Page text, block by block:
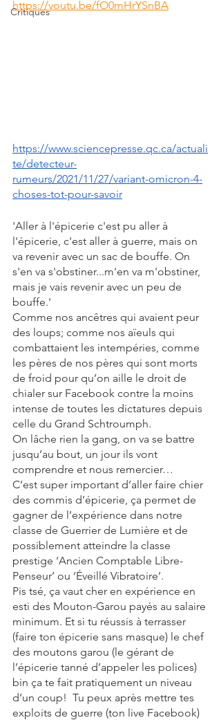
Critiques
https://youtu.be/fO0mHrYSnBA
https://www.sciencepresse.qc.ca/actuali
te/detecteur-
rumeurs/2021/11/27/variant-omicron-4-
choses-tot-pour-savoir
'Aller à l'épicerie c'est pu aller à
l'épicerie, c'est aller à guerre, mais on
va revenir avec un sac de bouffe. On
s'en va s'obstiner...m'en va m'obstiner,
mais je vais revenir avec un peu de
bouffe.'
Comme nos ancêtres qui avaient peur
des loups; comme nos aïeuls qui
combattaient les intempéries, comme
les pères de nos pères qui sont morts
de froid pour qu’on aille le droit de
chialer sur Facebook contre la moins
intense de toutes les dictatures depuis
celle du Grand Schtroumph.
On lâche rien la gang, on va se battre
jusqu’au bout, un jour ils vont
comprendre et nous remercier…
C’est super important d’aller faire chier
des commis d’épicerie, ça permet de
gagner de l’expérience dans notre
classe de Guerrier de Lumière et de
possiblement atteindre la classe
prestige ‘Ancien Comptable Libre-
Penseur’ ou ‘Éveillé Vibratoire’.
Pis tsé, ça vaut cher en expérience en
esti des Mouton-Garou payés au salaire
minimum. Et si tu réussis à terrasser
(faire ton épicerie sans masque) le chef
des moutons garou (le gérant de
l’épicerie tanné d’appeler les polices)
bin ça te fait pratiquement un niveau
d’un coup!  Tu peux après mettre tes
exploits de guerre (ton live Facebook)